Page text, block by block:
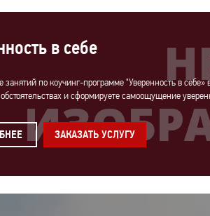
в себе
занятий по коучинг-программе "Уверенность в
и сформируете самоощущение
ЗАКАЗАТЬ УСЛУГУ